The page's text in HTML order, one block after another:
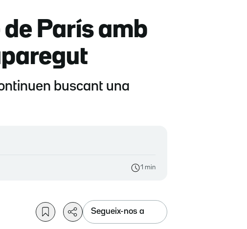
París amb
buscant una
1 min
Segueix-nos a